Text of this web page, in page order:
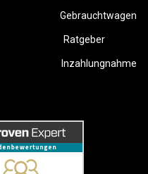
Gebrauchtwagen
Ratgeber
Inzahlungnahme